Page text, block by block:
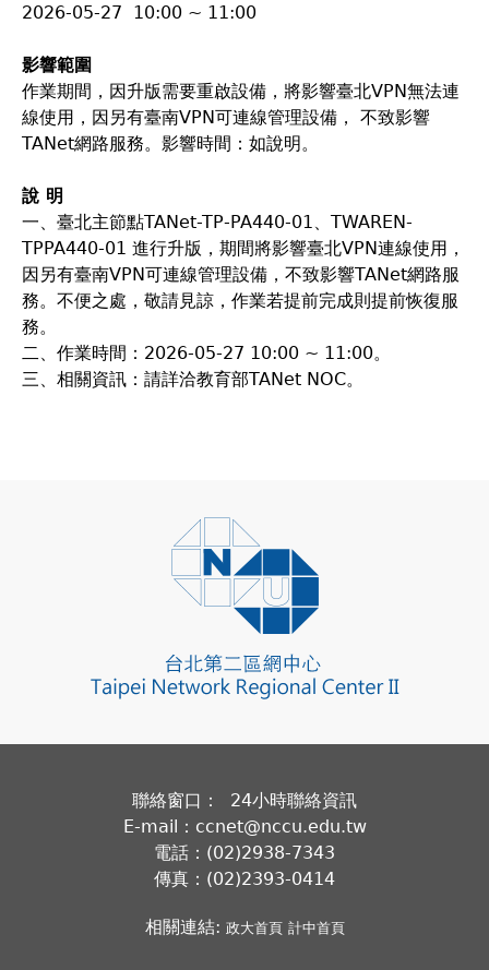
2026-05-27 10:00 ~ 11:00
影響範圍
作業期間，因升版需要重啟設備，將影響臺北VPN無法連
線使用，因另有臺南VPN可連線管理設備， 不致影響
TANet網路服務。影響時間：如說明。
說 明
一、臺北主節點TANet-TP-PA440-01、TWAREN-
TPPA440-01 進行升版，期間將影響臺北VPN連線使用，
因另有臺南VPN可連線管理設備，不致影響TANet網路服
務。不便之處，敬請見諒，作業若提前完成則提前恢復服
務。
二、作業時間：2026-05-27 10:00 ~ 11:00。
三、相關資訊：請詳洽教育部TANet NOC。
聯絡窗口： 24小時聯絡資訊
E-mail：ccnet@nccu.edu.tw
電話：(02)2938-7343
傳真：(02)2393-0414
相關連結: 政大首頁 計中首頁